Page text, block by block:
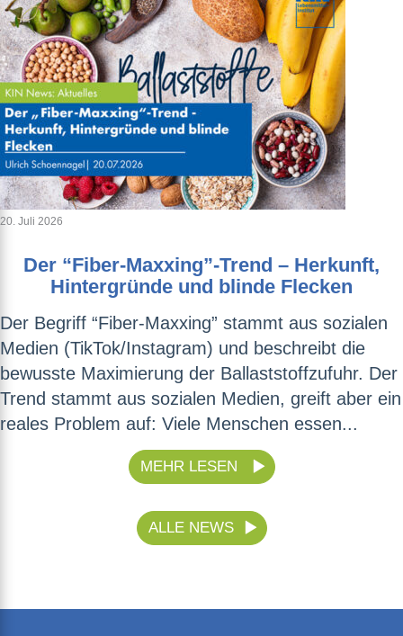
20. Juli 2026
Der “Fiber-Maxxing”-Trend – Herkunft,
Hintergründe und blinde Flecken
Der Begriff “Fiber-Maxxing” stammt aus sozialen
Medien (TikTok/Instagram) und beschreibt die
bewusste Maximierung der Ballaststoffzufuhr. Der
Trend stammt aus sozialen Medien, greift aber ein
reales Problem auf: Viele Menschen essen...
MEHR LESEN
ALLE NEWS